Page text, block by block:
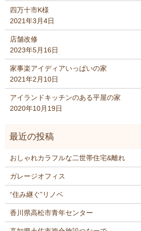
四万十市K様
2021年3月4日
店舗改修
2023年5月16日
家事楽アイディアいっぱいの家
2021年2月10日
アイランドキッチンのある平屋の家
2020年10月19日
おしゃれカラフルな二世帯住宅&離れ
ガレージオフィス
“住み継ぐ”リノベ
香川県高松市青年センター